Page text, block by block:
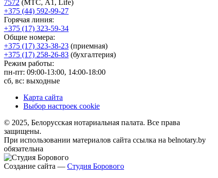
7572 (МТС, A1, Life)
+375 (44) 592-99-27
Горячая линия:
+375 (17) 323-59-34
Общие номера:
+375 (17) 323-38-23 (приемная)
+375 (17) 258-26-83 (бухгалтерия)
Режим работы:
пн-пт: 09:00-13:00, 14:00-18:00
сб, вс: выходные
Карта сайта
Выбор настроек cookie
© 2025, Белорусская нотариальная палата. Все права
защищены.
При использовании материалов сайта ссылка на belnotary.by
обязательна
Создание сайта — Студия Борового